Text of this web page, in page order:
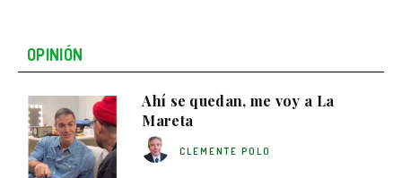
OPINIÓN
Ahí se quedan, me voy a La
Mareta
CLEMENTE POLO